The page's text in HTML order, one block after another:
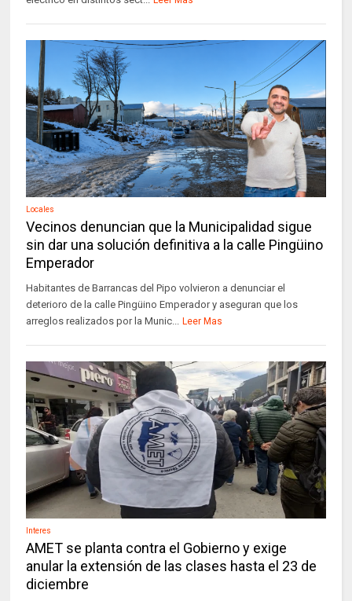
Locales
Vecinos denuncian que la Municipalidad sigue
sin dar una solución definitiva a la calle Pingüino
Emperador
Habitantes de Barrancas del Pipo volvieron a denunciar el
deterioro de la calle Pingüino Emperador y aseguran que los
arreglos realizados por la Munic... Leer Mas
Interes
AMET se planta contra el Gobierno y exige
anular la extensión de las clases hasta el 23 de
diciembre